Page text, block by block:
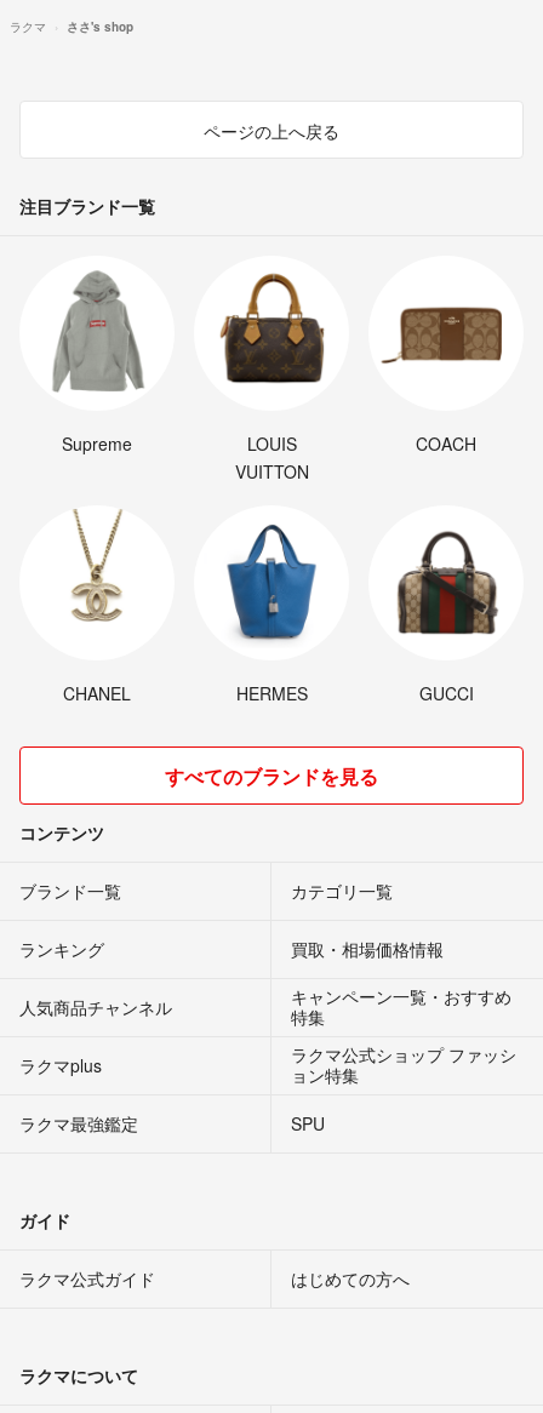
ラクマ ささ's shop
ページの上へ戻る
注目ブランド一覧
Supreme
LOUIS
VUITTON
COACH
CHANEL HERMES GUCCI
すべてのブランドを見る
コンテンツ
ブランド一覧 カテゴリ一覧
ランキング 買取・相場価格情報
人気商品チャンネル
キャンペーン一覧・おすすめ
特集
ラクマplus
ラクマ公式ショップ ファッシ
ョン特集
ラクマ最強鑑定
SPU
ガイド
ラクマ公式ガイド はじめての方へ
ラクマについて